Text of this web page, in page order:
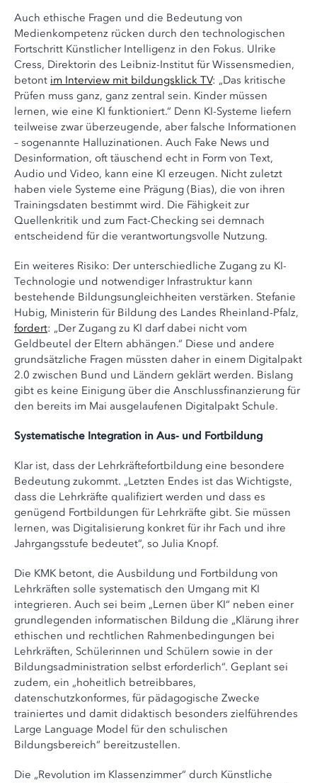
Auch ethische Fragen und die Bedeutung von
Medienkompetenz rücken durch den technologischen
Fortschritt Künstlicher Intelligenz in den Fokus. Ulrike
Cress, Direktorin des Leibniz-Institut für Wissensmedien,
betont im Interview mit bildungsklick TV: „Das kritische
Prüfen muss ganz, ganz zentral sein. Kinder müssen
lernen, wie eine KI funktioniert.“ Denn KI-Systeme liefern
teilweise zwar überzeugende, aber falsche Informationen
– sogenannte Halluzinationen. Auch Fake News und
Desinformation, oft täuschend echt in Form von Text,
Audio und Video, kann eine KI erzeugen. Nicht zuletzt
haben viele Systeme eine Prägung (Bias), die von ihren
Trainingsdaten bestimmt wird. Die Fähigkeit zur
Quellenkritik und zum Fact-Checking sei demnach
entscheidend für die verantwortungsvolle Nutzung.
Ein weiteres Risiko: Der unterschiedliche Zugang zu KI-
Technologie und notwendiger Infrastruktur kann
bestehende Bildungsungleichheiten verstärken. Stefanie
Hubig, Ministerin für Bildung des Landes Rheinland-Pfalz,
fordert: „Der Zugang zu KI darf dabei nicht vom
Geldbeutel der Eltern abhängen.“ Diese und andere
grundsätzliche Fragen müssten daher in einem Digitalpakt
2.0 zwischen Bund und Ländern geklärt werden. Bislang
gibt es keine Einigung über die Anschlussfinanzierung für
den bereits im Mai ausgelaufenen Digitalpakt Schule.
Systematische Integration in Aus- und Fortbildung
Klar ist, dass der Lehrkräftefortbildung eine besondere
Bedeutung zukommt. „Letzten Endes ist das Wichtigste,
dass die Lehrkräfte qualifiziert werden und dass es
genügend Fortbildungen für Lehrkräfte gibt. Sie müssen
lernen, was Digitalisierung konkret für ihr Fach und ihre
Jahrgangsstufe bedeutet“, so Julia Knopf.
Die KMK betont, die Ausbildung und Fortbildung von
Lehrkräften solle systematisch den Umgang mit KI
integrieren. Auch sei beim „Lernen über KI“ neben einer
grundlegenden informatischen Bildung die „Klärung ihrer
ethischen und rechtlichen Rahmenbedingungen bei
Lehrkräften, Schülerinnen und Schülern sowie in der
Bildungsadministration selbst erforderlich“. Geplant sei
zudem, ein „hoheitlich betreibbares,
datenschutzkonformes, für pädagogische Zwecke
trainiertes und damit didaktisch besonders zielführendes
Large Language Model für den schulischen
Bildungsbereich“ bereitzustellen.
Die „Revolution im Klassenzimmer“ durch Künstliche